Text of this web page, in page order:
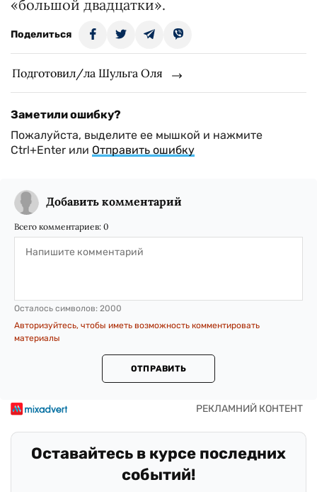
«большой двадцатки».
Поделиться
Подготовил/ла Шульга Оля
Заметили ошибку?
Пожалуйста, выделите ее мышкой и нажмите
Ctrl+Enter или Отправить ошибку
Добавить комментарий
Всего комментариев: 0
Осталось символов: 2000
Авторизуйтесь, чтобы иметь возможность комментировать
материалы
ОТПРАВИТЬ
Оставайтесь в курсе последних
событий!